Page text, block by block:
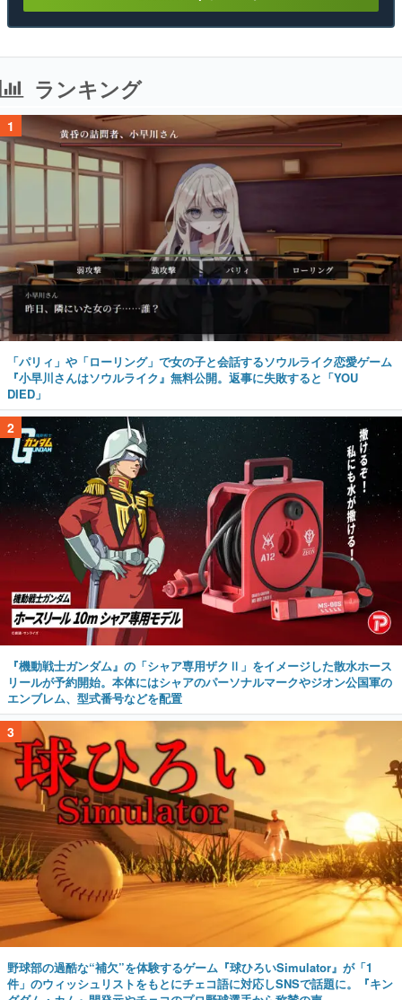
ランキング
1
「パリィ」や「ローリング」で女の子と会話するソウルライク恋愛ゲーム
『小早川さんはソウルライク』無料公開。返事に失敗すると「YOU
DIED」
2
『機動戦士ガンダム』の「シャア専用ザクⅡ」をイメージした散水ホース
リールが予約開始。本体にはシャアのパーソナルマークやジオン公国軍の
エンブレム、型式番号などを配置
3
野球部の過酷な“補欠”を体験するゲーム『球ひろいSimulator』が「1
件」のウィッシュリストをもとにチェコ語に対応しSNSで話題に。『キン